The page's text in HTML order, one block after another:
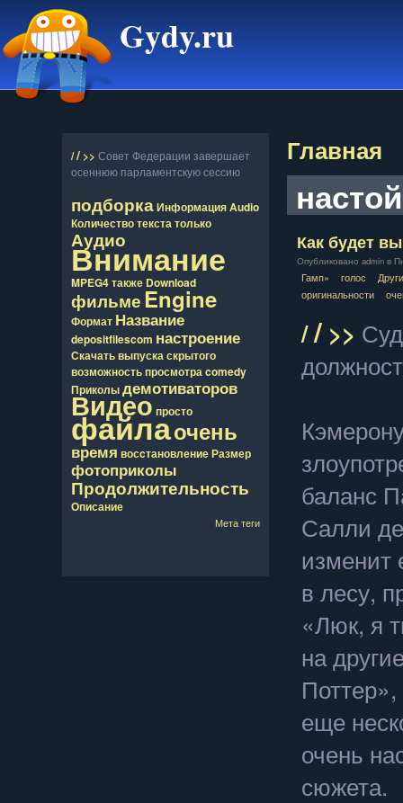
Gydy.ru
// >> Совет Федерации завершает
осеннюю парламентскую сессию
подборкаИнформацияAudio
Количествотекстатолько
Аудио
Внимание
MPEG4также Download
фильме Engine
Формат Название
depositfilescom настроение
Скачатьвыпускаскрытого
возможностьпросмотраcomedy
Приколыдемотиваторов
Видео просто
файлаочень
время восcтановлениеРазмер
фотоприколы
Продолжительность
Описание
Мета теги
Главная
Как будет
Опубликовано admin в
Гамп» голос
оригинальности
// >>
баланс
Салли
изменит
в лесу,
«Люк, я
на
еще
очень
сюжета.